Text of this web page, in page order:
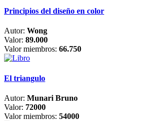
Principios del diseño en color
Autor: Wong
Valor: 89.000
Valor miembros: 66.750
El triangulo
Autor: Munari Bruno
Valor: 72000
Valor miembros: 54000